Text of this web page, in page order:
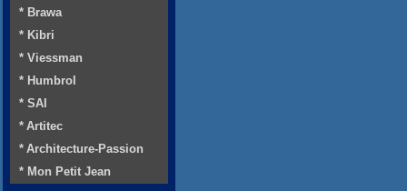
* Brawa
* Kibri
* Viessman
* Humbrol
* SAI
* Artitec
* Architecture-Passion
* Mon Petit Jean